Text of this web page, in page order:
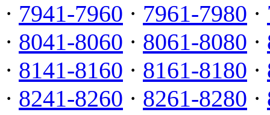
· 7941-7960 · 7961-7980 ·
· 8041-8060 · 8061-8080 ·
· 8141-8160 · 8161-8180 ·
· 8241-8260 · 8261-8280 ·